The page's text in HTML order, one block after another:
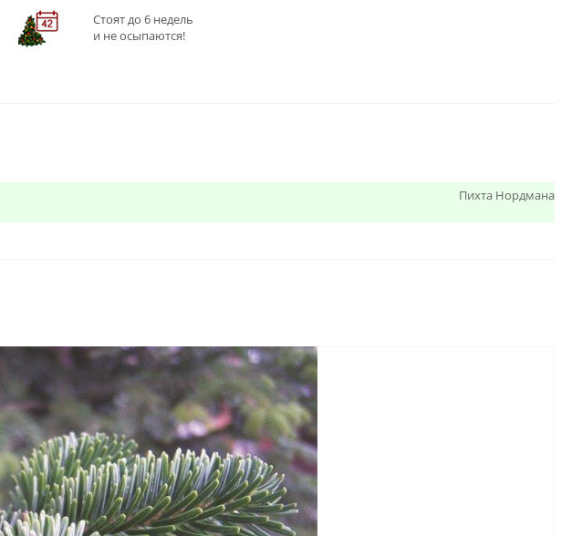
Стоят до 6 недель
и не осыпаются!
Пихта Нордмана